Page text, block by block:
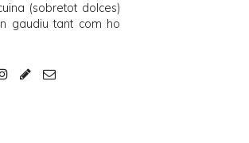
(sobretot dolces)
gaudiu tant com ho